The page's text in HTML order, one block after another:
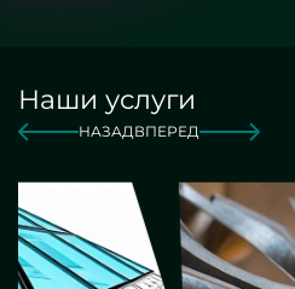
Наши услуги
НАЗАДВПЕРЕД